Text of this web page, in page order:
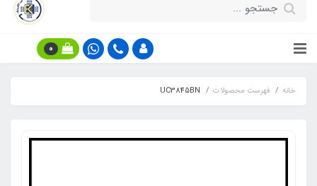
0
خانه فهرست محصولات UC3845BN